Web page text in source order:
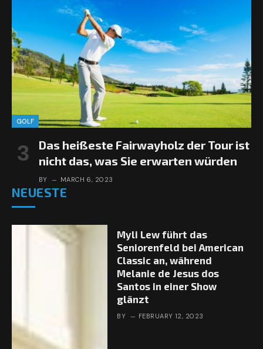
GOLF
Das heißeste Fairwayholz der Tour ist
nicht das, was Sie erwarten würden
BY MARCH 6, 2023
NEUESTE
Myli Lew führt das
Seniorenfeld bei American
Classic an, während
Melanie de Jesus dos
Santos in einer Show
glänzt
BY FEBRUARY 12, 2023